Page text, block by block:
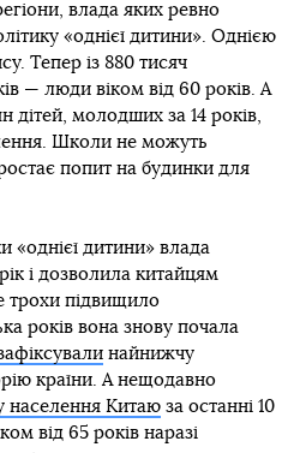
влада яких ревно
«однієї дитини». Однією
Тепер із 880 тисяч
— люди віком від 60 років. А
дітей, молодших за 14 років,
Школи не можуть
попит на будинки для
«однієї дитини» влада
і дозволила китайцям
трохи підвищило
років вона знову почала
найнижчу
країни. А нещодавно
населення Китаю за останні 10
від 65 років наразі